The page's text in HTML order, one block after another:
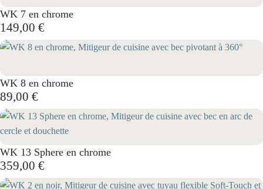
WK 7 en chrome
149,00 €
WK 8 en chrome
89,00 €
WK 13 Sphere en chrome
359,00 €